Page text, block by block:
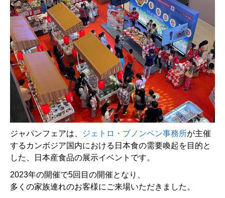
ジャパンフェアは、 ジェトロ・プノンペン事務所が主催
するカンボジア国内における日本食の需要喚起を目的と
した、日本産食品の展示イベントです。
2023年の開催で5回目の開催となり、
多くの家族連れのお客様にご来場いただきました。